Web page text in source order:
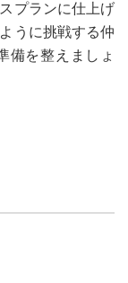
プランに仕上げ
うに挑戦する仲
備を整えましょ